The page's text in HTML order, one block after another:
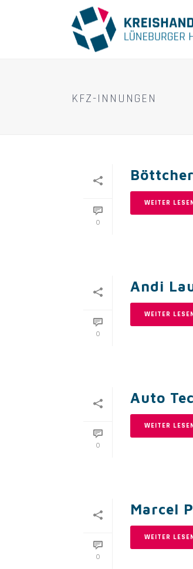
KFZ-INNUNGEN
0
WEITER
0
Andi
WEITER
0
Auto
WEITER
0
Marcel
WEITER